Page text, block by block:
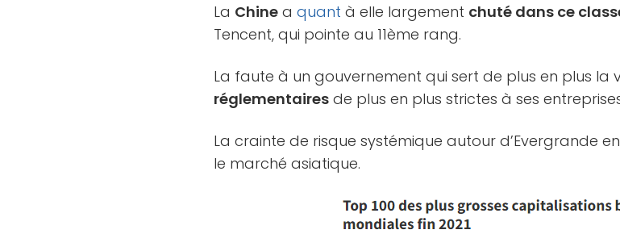
La Chine aquant à elle largement chuté dans ce
Tencent, qui pointe au 11ème rang.
La faute à un gouvernement qui sert de plus en plus la
réglementaires de plus en plus strictes à ses
La crainte de risque systémique autour d’Evergrande
le marché asiatique.